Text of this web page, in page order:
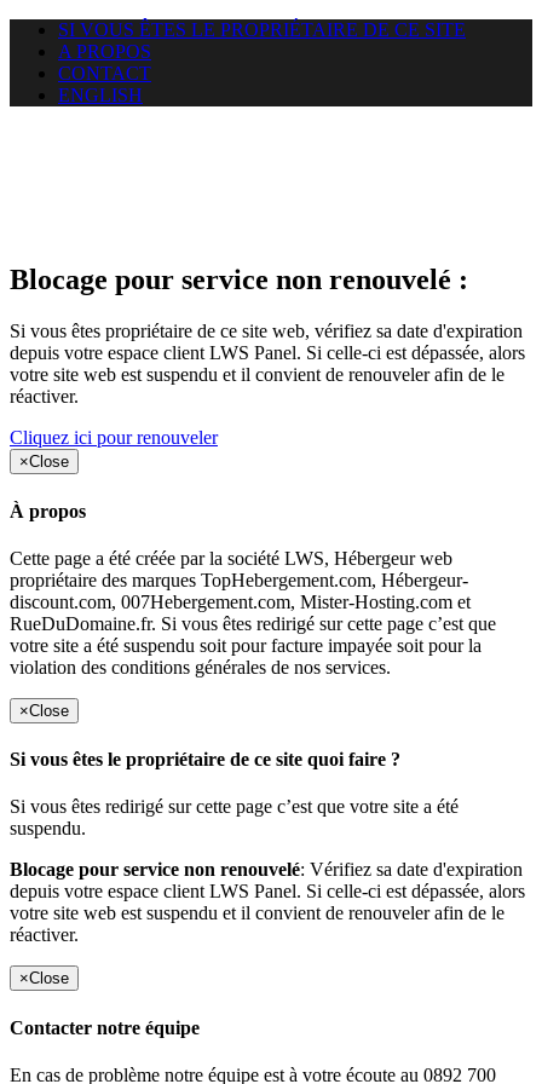
SI VOUS ÊTES LE PROPRIÉTAIRE DE CE SITE
A PROPOS
CONTACT
ENGLISH
Blocage pour service non renouvelé :
Si vous êtes propriétaire de ce site web, vérifiez sa date d'expiration
depuis votre espace client LWS Panel. Si celle-ci est dépassée, alors
votre site web est suspendu et il convient de renouveler afin de le
réactiver.
Cliquez ici pour renouveler
×Close
À propos
Cette page a été créée par la société LWS, Hébergeur web
propriétaire des marques TopHebergement.com, Hébergeur-
discount.com, 007Hebergement.com, Mister-Hosting.com et
RueDuDomaine.fr. Si vous êtes redirigé sur cette page c’est que
votre site a été suspendu soit pour facture impayée soit pour la
violation des conditions générales de nos services.
×Close
Si vous êtes le propriétaire de ce site quoi faire ?
Si vous êtes redirigé sur cette page c’est que votre site a été
suspendu.
Blocage pour service non renouvelé: Vérifiez sa date d'expiration
depuis votre espace client LWS Panel. Si celle-ci est dépassée, alors
votre site web est suspendu et il convient de renouveler afin de le
réactiver.
×Close
Contacter notre équipe
En cas de problème notre équipe est à votre écoute au 0892 700